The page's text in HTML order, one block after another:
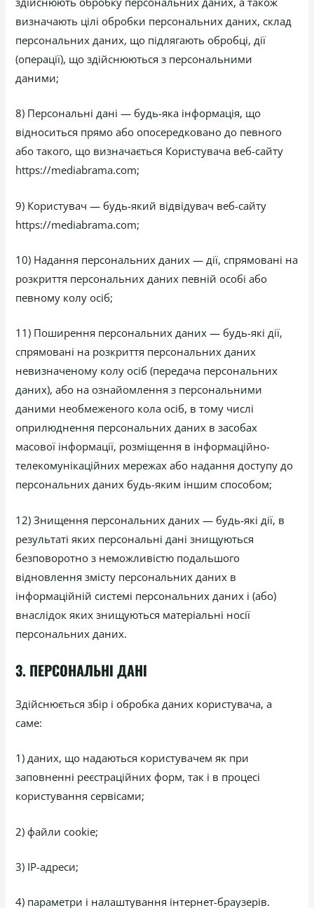
визначають цілі обробки персональних даних, склад
персональних даних, що підлягають обробці, дії
(операції), що здійснюються з персональними
даними;
8) Персональні дані — будь-яка інформація, що
відноситься прямо або опосередковано до певного
або такого, що визначається Користувача веб-сайту
https://mediabrama.com;
9) Користувач — будь-який відвідувач веб-сайту
https://mediabrama.com;
10) Надання персональних даних — дії, спрямовані на
розкриття персональних даних певній особі або
певному колу осіб;
11) Поширення персональних даних — будь-які дії,
спрямовані на розкриття персональних даних
невизначеному колу осіб (передача персональних
даних), або на ознайомлення з персональними
даними необмеженого кола осіб, в тому числі
оприлюднення персональних даних в засобах
масової інформації, розміщення в інформаційно-
телекомунікаційних мережах або надання доступу до
персональних даних будь-яким іншим способом;
12) Знищення персональних даних — будь-які дії, в
результаті яких персональні дані знищуються
безповоротно з неможливістю подальшого
відновлення змісту персональних даних в
інформаційній системі персональних даних і (або)
внаслідок яких знищуються матеріальні носії
персональних даних.
3. ПЕРСОНАЛЬНІ ДАНІ
Здійснюється збір і обробка даних користувача, а
саме:
1) даних, що надаються користувачем як при
заповненні реєстраційних форм, так і в процесі
користування сервісами;
2) файли cookie;
3) IP-адреси;
4) параметри і налаштування інтернет-браузерів.